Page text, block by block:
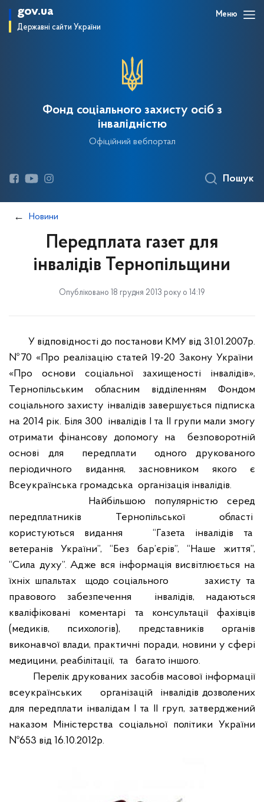
gov.ua
Державні сайти України
Меню
Фонд соціального захисту осіб з
інвалідністю
Офіційний вебпортал
Пошук
Новини
Передплата газет для
інвалідів Тернопільщини
Опубліковано 18 грудня 2013 року о 14:19
У відповідності до постанови КМУ від 31.01.2007р.
№70 «Про реалізацію статей 19-20 Закону України
«Про основи соціальної захищеності інвалідів»,
Тернопільським обласним відділенням Фондом
соціального захисту інвалідів завершується підписка
на 2014 рік. Біля 300 інвалідів І та ІІ групи мали змогу
отримати фінансову допомогу на
безповоротній
основі для
передплати
одного друкованого
періодичного видання, засновником якого є
Всеукраїнська громадська організація інвалідів.
Найбільшою популярністю серед
передплатників Тернопільської області
користуються видання
“Газета інвалідів та
ветеранів України”, “Без бар’єрів”, “Наше життя”,
“Сила духу”. Адже вся інформація висвітлюється на
їхніх шпальтах
щодо соціального
захисту та
правового забезпечення
інвалідів, надаються
кваліфіковані коментарі та консультації фахівців
(медиків, психологів), представників органів
виконавчої влади, практичні поради, новини у сфері
медицини, реабілітації, та
багато іншого.
Перелік друкованих засобів масової інформації
всеукраїнських
організацій
інвалідів дозволених
для передплати інвалідам І та ІІ груп, затверджений
наказом Міністерства соціальної політики України
№653 від 16.10.2012р.